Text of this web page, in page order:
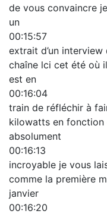
de vous convaincre
un
00:15:57
extrait d’un interview
chaîne lci cet été où
est en
00:16:04
train de réfléchir à
kilowatts en fonction
absolument
00:16:13
incroyable je vous
comme la première
janvier
00:16:20